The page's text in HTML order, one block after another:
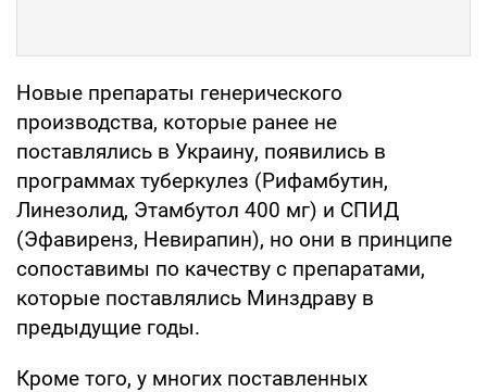
Новые препараты генерического
производства, которые ранее не
поставлялись в Украину, появились в
программах туберкулез (Рифамбутин,
Линезолид, Этамбутол 400 мг) и СПИД
(Эфавиренз, Невирапин), но они в принципе
сопоставимы по качеству с препаратами,
которые поставлялись Минздраву в
предыдущие годы.
Кроме того, у многих поставленных